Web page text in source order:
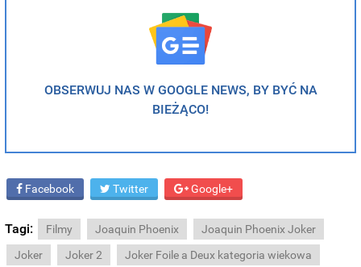
OBSERWUJ NAS W GOOGLE NEWS, BY BYĆ NA
BIEŻĄCO!
Facebook Twitter Google+
Tagi: Filmy Joaquin Phoenix
Joaquin Phoenix Joker
Joker
Joker 2
Joker Foile a Deux kategoria wiekowa